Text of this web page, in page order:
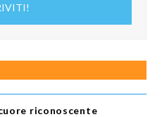
riconoscente